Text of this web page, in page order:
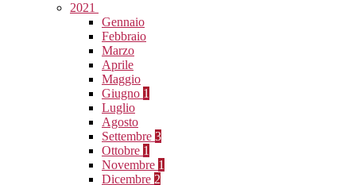
2021
Gennaio
Febbraio
Marzo
Aprile
Maggio
Giugno 1
Luglio
Agosto
Settembre 3
Ottobre 1
Novembre 1
Dicembre 2